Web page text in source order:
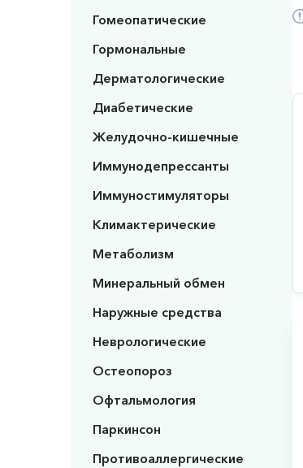
Гомеопатические
Гормональные
Дерматологические
Диабетические
Желудочно-кишечные
Иммунодепрессанты
Иммуностимуляторы
Климактерические
Метаболизм
Минеральный обмен
Наружные средства
Неврологические
Остеопороз
Офтальмология
Паркинсон
Противоаллергические